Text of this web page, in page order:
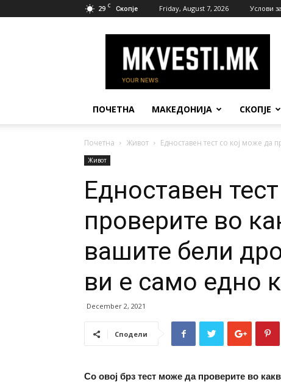
29 C Скопје Friday, August 7, 2026 Услови
Вести
ПОЧЕТНА МАКЕДОНИЈА СКОПЈЕ
Почетна Живот Едноставен тест со кој може да
Живот
Едноставен
проверите во
вашите бели
ви е само едно
December 2, 2021
Сподели
Со овој брз тест може да проверите во